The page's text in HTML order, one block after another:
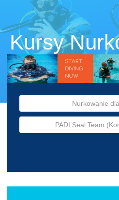
Kursy
Nurkowanie
PADI Seal Team